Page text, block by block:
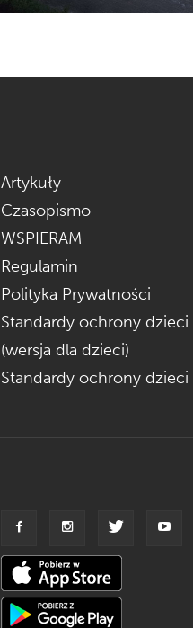
Artykuły
Czasopismo
WSPIERAM
Regulamin
Polityka Prywatności
Standardy ochrony dzieci
(wersja dla dzieci)
Standardy ochrony dzieci